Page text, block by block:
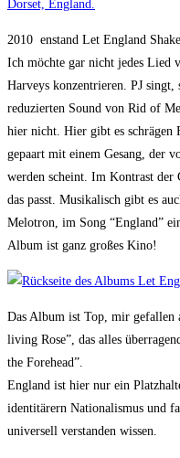
2010 enstand Let England
Ich möchte gar nicht jedes Lied
Harveys konzentrieren. PJ
reduzierten Sound von Rid of
hier nicht. Hier gibt es schrägen
gepaart mit einem Gesang, der
werden scheint. Im Kontrast der
das passt. Musikalisch gibt es
Melotron, im Song “England”
Album ist ganz großes Kino!
Das Album ist Top, mir gefallen
living Rose”, das alles
the Forehead”.
England ist hier nur ein
identitärern Nationalismus und
universell verstanden wissen.